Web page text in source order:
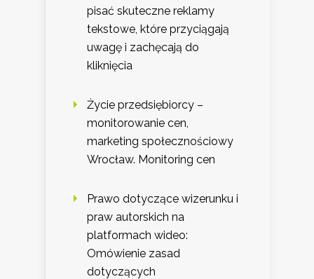
pisać skuteczne reklamy
tekstowe, które przyciągają
uwagę i zachęcają do
kliknięcia
Życie przedsiębiorcy –
monitorowanie cen,
marketing społecznościowy
Wrocław. Monitoring cen
Prawo dotyczące wizerunku i
praw autorskich na
platformach wideo:
Omówienie zasad
dotyczących